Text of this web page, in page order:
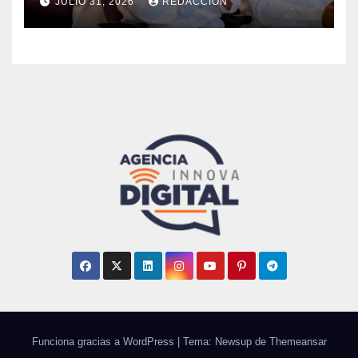
Funciona gracias a WordPress | Tema: Newsup de Themeansar